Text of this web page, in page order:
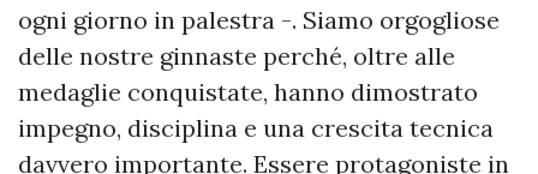
ogni giorno in palestra -. Siamo orgogliose
delle nostre ginnaste perché, oltre alle
medaglie conquistate, hanno dimostrato
impegno, disciplina e una crescita tecnica
davvero importante. Essere protagoniste in